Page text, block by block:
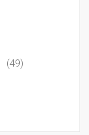
(49)